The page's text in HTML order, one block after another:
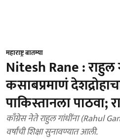
महाराष्ट्र बातम्या
Nitesh Rane : राहुल
कसाबप्रमाणं
पाकिस्तानला
काँग्रेस नेते राहुल गांधींना (Rahul
वर्षांची शिक्षा सुनावण्यात आली.